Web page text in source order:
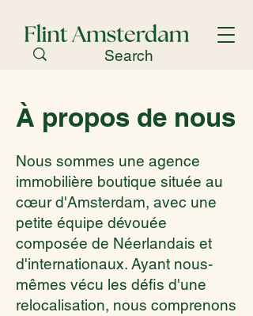
À propos de nous
Nous sommes une agence
immobilière boutique située au
cœur d'Amsterdam, avec une
petite équipe dévouée
composée de Néerlandais et
d'internationaux. Ayant nous-
mêmes vécu les défis d'une
relocalisation, nous comprenons